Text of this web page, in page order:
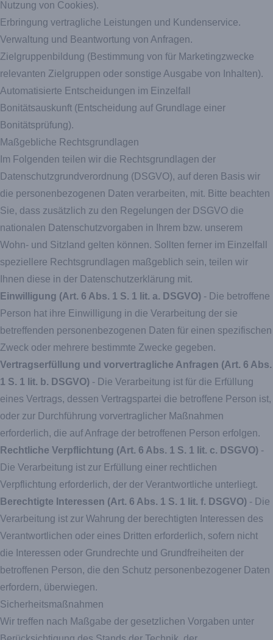
Nutzung von Cookies).
Erbringung vertragliche Leistungen und Kundenservice.
Verwaltung und Beantwortung von Anfragen.
Zielgruppenbildung (Bestimmung von für Marketingzwecke
relevanten Zielgruppen oder sonstige Ausgabe von Inhalten).
Automatisierte Entscheidungen im Einzelfall
Bonitätsauskunft (Entscheidung auf Grundlage einer
Bonitätsprüfung).
Maßgebliche Rechtsgrundlagen
Im Folgenden teilen wir die Rechtsgrundlagen der
Datenschutzgrundverordnung (DSGVO), auf deren Basis wir
die personenbezogenen Daten verarbeiten, mit. Bitte beachten
Sie, dass zusätzlich zu den Regelungen der DSGVO die
nationalen Datenschutzvorgaben in Ihrem bzw. unserem
Wohn- und Sitzland gelten können. Sollten ferner im Einzelfall
speziellere Rechtsgrundlagen maßgeblich sein, teilen wir
Ihnen diese in der Datenschutzerklärung mit.
Einwilligung (Art. 6 Abs. 1 S. 1 lit. a. DSGVO) - Die betroffene
Person hat ihre Einwilligung in die Verarbeitung der sie
betreffenden personenbezogenen Daten für einen spezifischen
Zweck oder mehrere bestimmte Zwecke gegeben.
Vertragserfüllung und vorvertragliche Anfragen (Art. 6 Abs.
1 S. 1 lit. b. DSGVO) - Die Verarbeitung ist für die Erfüllung
eines Vertrags, dessen Vertragspartei die betroffene Person ist,
oder zur Durchführung vorvertraglicher Maßnahmen
erforderlich, die auf Anfrage der betroffenen Person erfolgen.
Rechtliche Verpflichtung (Art. 6 Abs. 1 S. 1 lit. c. DSGVO) -
Die Verarbeitung ist zur Erfüllung einer rechtlichen
Verpflichtung erforderlich, der der Verantwortliche unterliegt.
Berechtigte Interessen (Art. 6 Abs. 1 S. 1 lit. f. DSGVO) - Die
Verarbeitung ist zur Wahrung der berechtigten Interessen des
Verantwortlichen oder eines Dritten erforderlich, sofern nicht
die Interessen oder Grundrechte und Grundfreiheiten der
betroffenen Person, die den Schutz personenbezogener Daten
erfordern, überwiegen.
Sicherheitsmaßnahmen
Wir treffen nach Maßgabe der gesetzlichen Vorgaben unter